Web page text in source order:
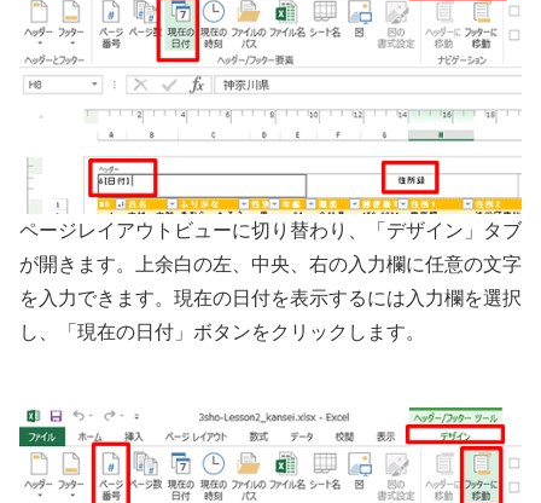
ページレイアウトビューに切り替わり、「デザイン」タブ
が開きます。上余白の左、中央、右の入力欄に任意の文字
を入力できます。現在の日付を表示するには入力欄を選択
し、「現在の日付」ボタンをクリックします。